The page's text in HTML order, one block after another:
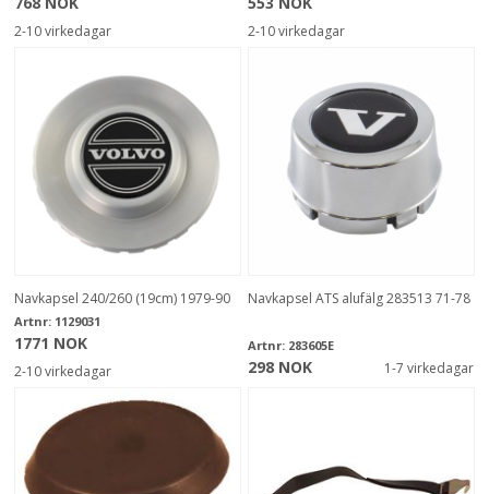
2-10 virkedagar 2-10 virkedagar
Navkapsel 240/260 (19cm) 1979-90
Artnr: 1129031
1771 NOK
2-10 virkedagar
Navkapsel ATS alufälg 283513 71-78
Artnr: 283605E
298 NOK 1-7 virkedagar